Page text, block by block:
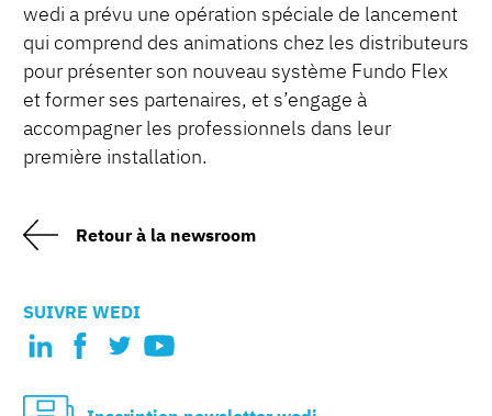
wedi a prévu une opération spéciale de lancement
qui comprend des animations chez les distributeurs
pour présenter son nouveau système Fundo Flex
et former ses partenaires, et s’engage à
accompagner les professionnels dans leur
première installation.
Retour à la newsroom
SUIVRE WEDI